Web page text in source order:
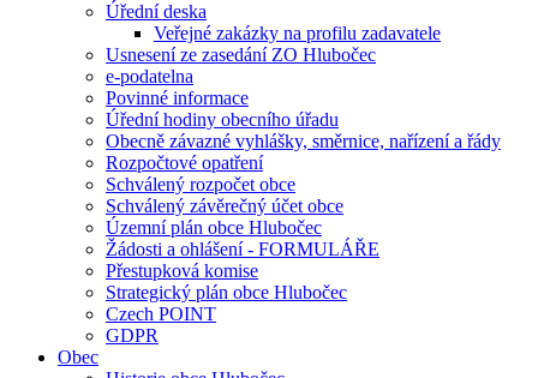
Úřední deska
Veřejné zakázky na profilu zadavatele
Usnesení ze zasedání ZO Hlubočec
e-podatelna
Povinné informace
Úřední hodiny obecního úřadu
Obecně závazné vyhlášky, směrnice, nařízení a řády
Rozpočtové opatření
Schválený rozpočet obce
Schválený závěrečný účet obce
Územní plán obce Hlubočec
Žádosti a ohlášení - FORMULÁŘE
Přestupková komise
Strategický plán obce Hlubočec
Czech POINT
GDPR
Obec